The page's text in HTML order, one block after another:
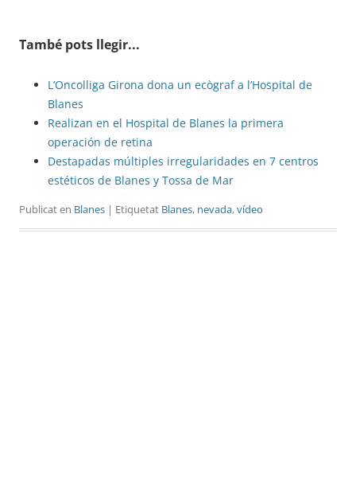
També pots llegir...
L’Oncolliga Girona dona un ecògraf a l’Hospital de
Blanes
Realizan en el Hospital de Blanes la primera
operación de retina
Destapadas múltiples irregularidades en 7 centros
estéticos de Blanes y Tossa de Mar
Publicat en Blanes | Etiquetat Blanes, nevada,vídeo